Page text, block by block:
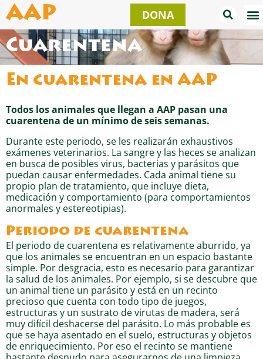
al
contenido
AAP DONA
Cuarentena
En cuarentena en AAP
Todos los animales que llegan a AAP pasan una
cuarentena de un mínimo de seis semanas.
Durante este periodo, se les realizarán exhaustivos
exámenes veterinarios. La sangre y las heces se analizan
en busca de posibles virus, bacterias y parásitos que
puedan causar enfermedades. Cada animal tiene su
propio plan de tratamiento, que incluye dieta,
medicación y comportamiento (para comportamientos
anormales y estereotipias).
Periodo de cuarentena
El periodo de cuarentena es relativamente aburrido, ya
que los animales se encuentran en un espacio bastante
simple. Por desgracia, esto es necesario para garantizar
la salud de los animales. Por ejemplo, si se descubre que
un animal tiene un parásito y está en un recinto
precioso que cuenta con todo tipo de juegos,
estructuras y un sustrato de virutas de madera, será
muy difícil deshacerse del parásito. Lo más probable es
que se haya asentado en el suelo, estructuras y objetos
de enriquecimiento. Por eso el recinto se mantiene